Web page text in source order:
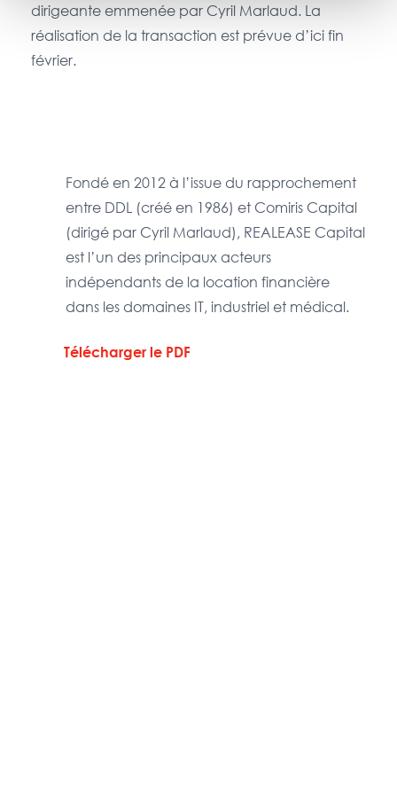
dirigeante emmenée par Cyril Marlaud. La
réalisation de la transaction est prévue d’ici fin
février.
Fondé en 2012 à l’issue du rapprochement
entre DDL (créé en 1986) et Comiris Capital
(dirigé par Cyril Marlaud), REALEASE Capital
est l’un des principaux acteurs
indépendants de la location financière
dans les domaines IT, industriel et médical.
Télécharger le PDF